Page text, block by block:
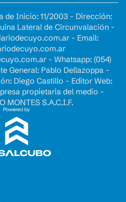
de Inicio: 11/2003 - Dirección:
Lateral de Circunvalación -
- Email:
- Whatsapp: (054)
General: Pablo Dellazoppa -
Diego Castillo - Editor Web:
propietaria del medio -
MONTES S.A.C.I.F.